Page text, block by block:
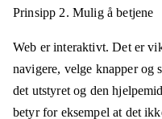
Prinsipp 2. Mulig å betjene
Web er interaktivt. Det er
navigere, velge knapper og
det utstyret og den
betyr for eksempel at det